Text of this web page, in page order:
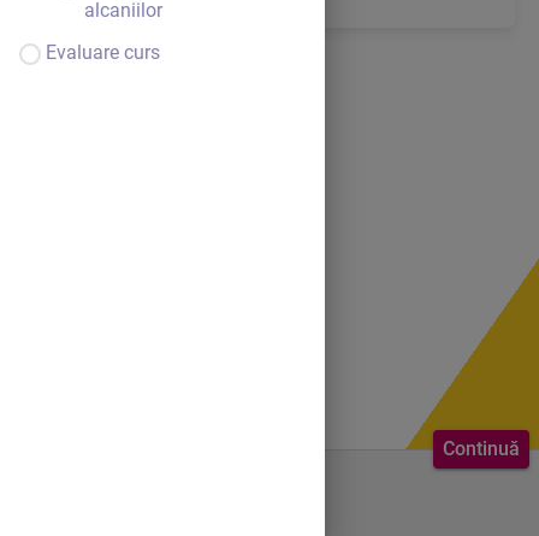
alcaniilor
Evaluare curs
Continuă